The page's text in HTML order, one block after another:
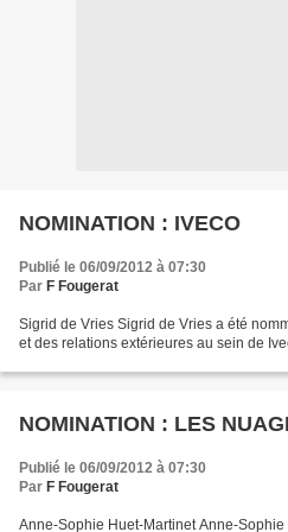
NOMINATION : IVECO
Publié le 06/09/2012 à 07:30
Par F Fougerat
Sigrid de Vries Sigrid de Vries a été
et des relations extérieures au sein de
NOMINATION : LES
Publié le 06/09/2012 à 07:30
Par F Fougerat
Anne-Sophie Huet-Martinet Anne-